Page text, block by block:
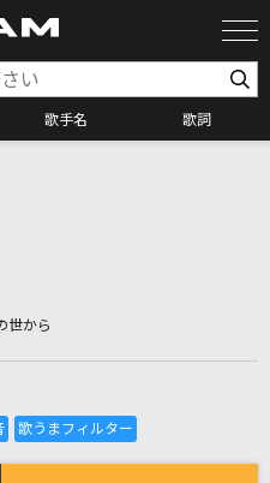
歌手名 歌詞
れき
世から